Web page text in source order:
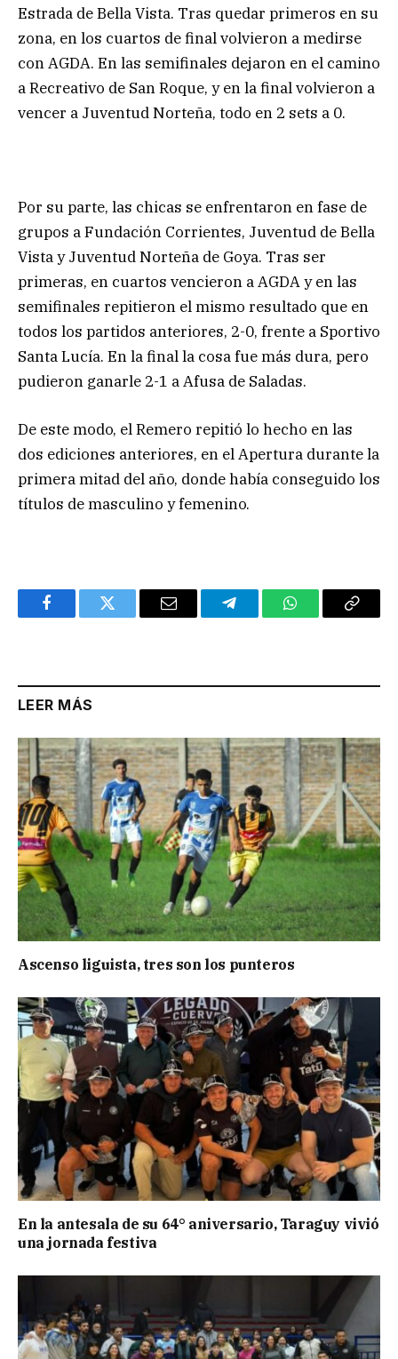
Estrada de Bella Vista. Tras quedar primeros en su
zona, en los cuartos de final volvieron a medirse
con AGDA. En las semifinales dejaron en el camino
a Recreativo de San Roque, y en la final volvieron a
vencer a Juventud Norteña, todo en 2 sets a 0.
Por su parte, las chicas se enfrentaron en fase de
grupos a Fundación Corrientes, Juventud de Bella
Vista y Juventud Norteña de Goya. Tras ser
primeras, en cuartos vencieron a AGDA y en las
semifinales repitieron el mismo resultado que en
todos los partidos anteriores, 2-0, frente a Sportivo
Santa Lucía. En la final la cosa fue más dura, pero
pudieron ganarle 2-1 a Afusa de Saladas.
De este modo, el Remero repitió lo hecho en las
dos ediciones anteriores, en el Apertura durante la
primera mitad del año, donde había conseguido los
títulos de masculino y femenino.
FacebookTwitter Email TelegramWhatsAppCopy
LEER MÁS
Ascenso liguista, tres son los punteros
En la antesala de su 64° aniversario, Taraguy vivió
una jornada festiva